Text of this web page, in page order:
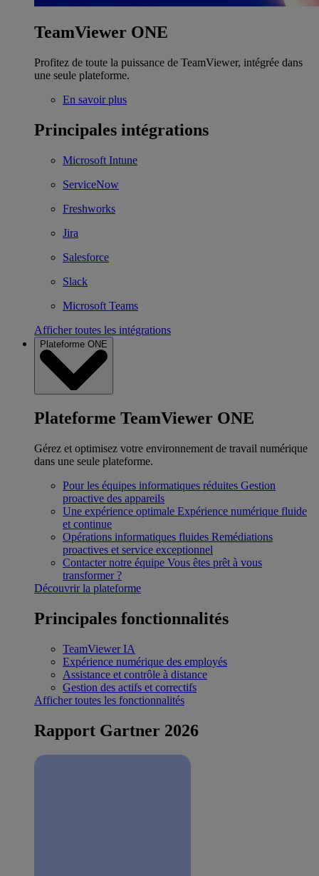
TeamViewer ONE
Profitez de toute la puissance de TeamViewer, intégrée dans
une seule plateforme.
En savoir plus
Principales intégrations
Microsoft Intune
ServiceNow
Freshworks
Jira
Salesforce
Slack
Microsoft Teams
Afficher toutes les intégrations
Plateforme ONE
Plateforme TeamViewer ONE
Gérez et optimisez votre environnement de travail numérique
dans une seule plateforme.
Pour les équipes informatiques réduites Gestion
proactive des appareils
Une expérience optimale Expérience numérique fluide
et continue
Opérations informatiques fluides Remédiations
proactives et service exceptionnel
Contacter notre équipe Vous êtes prêt à vous
transformer ?
Découvrir la plateforme
Principales fonctionnalités
TeamViewer IA
Expérience numérique des employés
Assistance et contrôle à distance
Gestion des actifs et correctifs
Afficher toutes les fonctionnalités
Rapport Gartner 2026